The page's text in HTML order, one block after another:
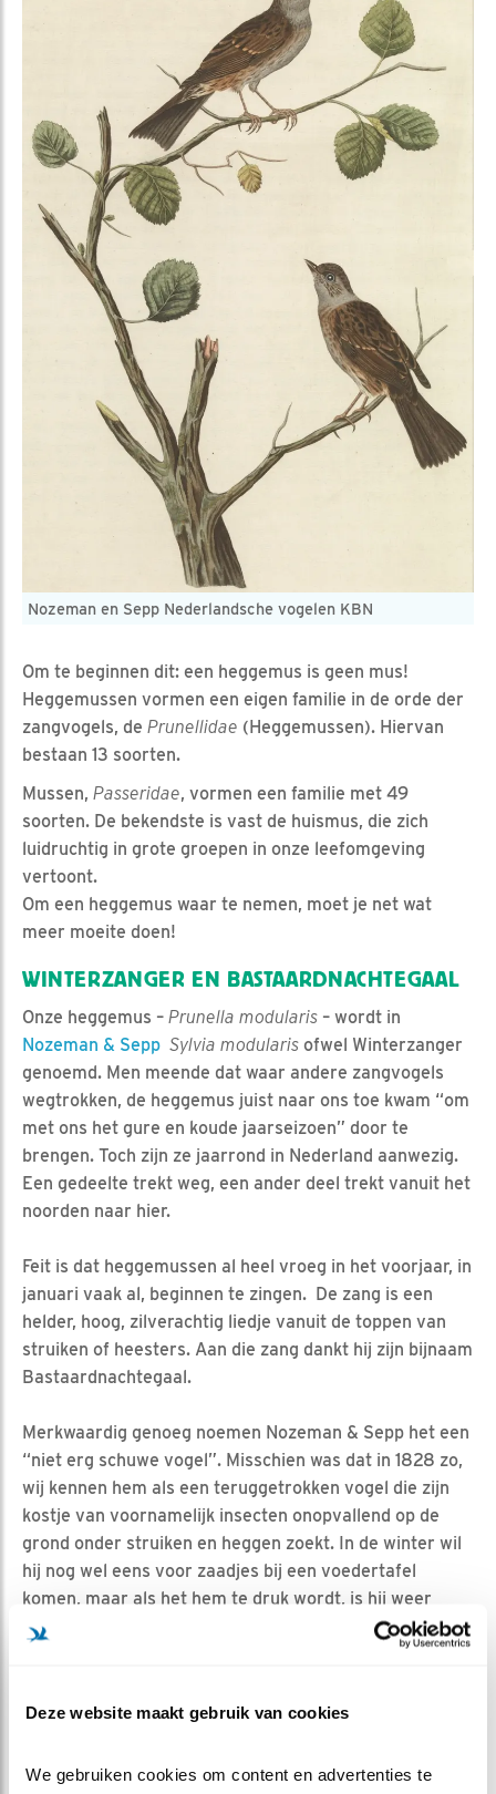
Deze website maakt gebruik van cookies
We gebruiken cookies om content en advertenties te
Nozeman en Sepp Nederlandsche vogelen KBN
Om te beginnen dit: een heggemus is geen mus!
Heggemussen vormen een eigen familie in de orde der
zangvogels, de Prunellidae (Heggemussen). Hiervan
bestaan 13 soorten.
Mussen, Passeridae, vormen een familie met 49
soorten. De bekendste is vast de huismus, die zich
luidruchtig in grote groepen in onze leefomgeving
vertoont.
Om een heggemus waar te nemen, moet je net wat
meer moeite doen!
WINTERZANGER EN BASTAARDNACHTEGAAL
Onze heggemus – Prunella modularis – wordt in
Nozeman & Sepp Sylvia modularis ofwel Winterzanger
genoemd. Men meende dat waar andere zangvogels
wegtrokken, de heggemus juist naar ons toe kwam “om
met ons het gure en koude jaarseizoen” door te
brengen. Toch zijn ze jaarrond in Nederland aanwezig.
Een gedeelte trekt weg, een ander deel trekt vanuit het
noorden naar hier.
Feit is dat heggemussen al heel vroeg in het voorjaar, in
januari vaak al, beginnen te zingen. De zang is een
helder, hoog, zilverachtig liedje vanuit de toppen van
struiken of heesters. Aan die zang dankt hij zijn bijnaam
Bastaardnachtegaal.
Merkwaardig genoeg noemen Nozeman & Sepp het een
“niet erg schuwe vogel”. Misschien was dat in 1828 zo,
wij kennen hem als een teruggetrokken vogel die zijn
kostje van voornamelijk insecten onopvallend op de
grond onder struiken en heggen zoekt. In de winter wil
hij nog wel eens voor zaadjes bij een voedertafel
komen, maar als het hem te druk wordt, is hij weer
vertrokken.
Van zijn uitbundige kleuren moet de heggemus het niet
juist in zijn eenvoud een schitterend mooi vogeltje is,